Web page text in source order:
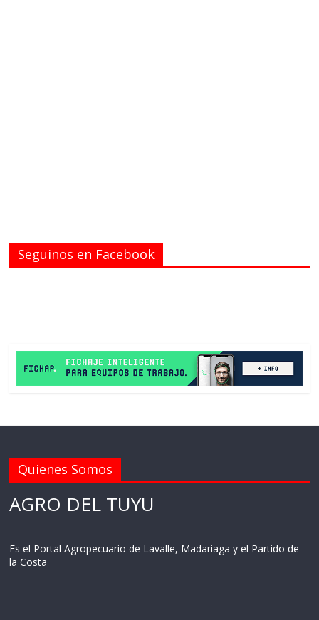
Seguinos en Facebook
Quienes Somos
AGRO DEL TUYU
Es el Portal Agropecuario de Lavalle, Madariaga y el Partido de
la Costa